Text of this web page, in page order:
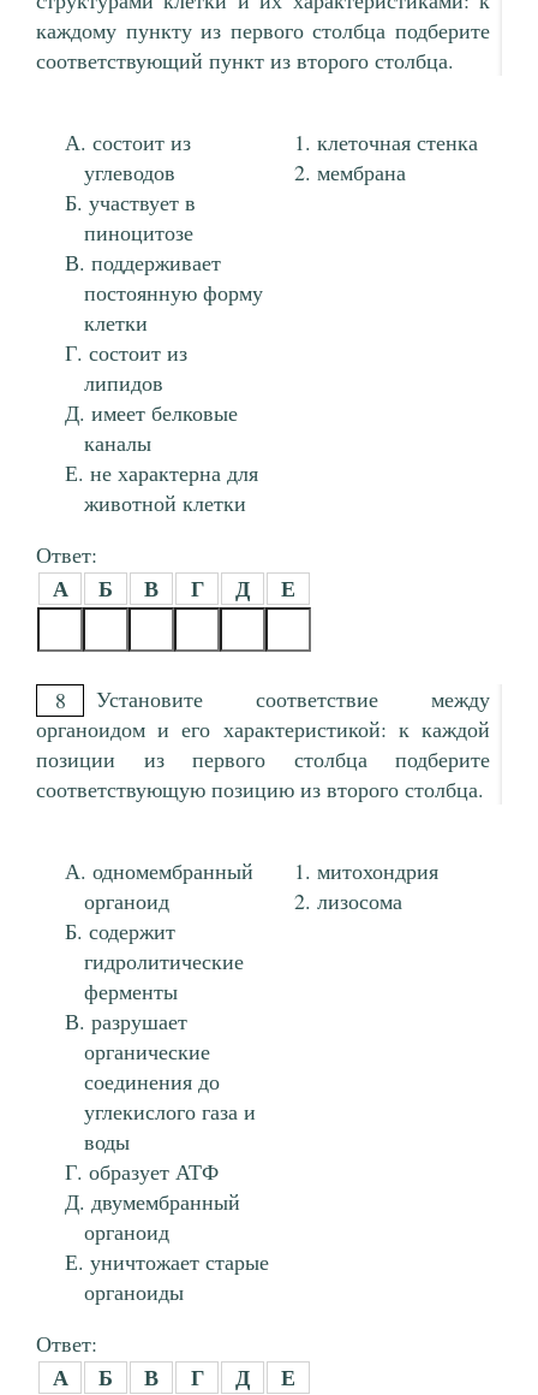
каждому пункту из первого столбца подберите
соответствующий пункт из второго столбца.
состоит из
углеводов
участвует в
пиноцитозе
поддерживает
постоянную форму
клетки
состоит из
липидов
имеет белковые
каналы
не характерна для
животной клетки
клеточная стенка
мембрана
Ответ:
А Б В Г Д Е
8
Установите соответствие между
органоидом и его характеристикой: к каждой
позиции из первого столбца подберите
соответствующую позицию из второго столбца.
одномембранный
органоид
содержит
гидролитические
ферменты
разрушает
органические
соединения до
углекислого газа и
воды
образует АТФ
двумембранный
органоид
уничтожает старые
органоиды
митохондрия
лизосома
Ответ:
А Б В Г Д Е